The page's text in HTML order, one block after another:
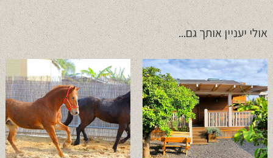
אולי יעניין אותך גם...